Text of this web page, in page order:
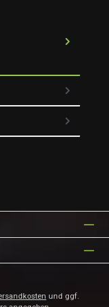
und ggf.